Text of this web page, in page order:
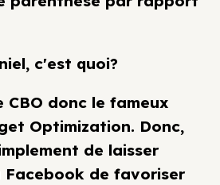
c'est quoi?
CBO donc le fameux
Optimization. Donc,
de laisser
de favoriser